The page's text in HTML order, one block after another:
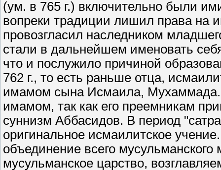
(ум. в 765 г.) включительно были
вопреки традиции лишил права на
провозгласил наследником
стали в дальнейшем именовать
что и послужило причиной
762 г., то есть раньше отца,
имамом сына Исмаила,
имамом, так как его преемникам
суннизм Аббасидов. В период
оригинальное исмаилитское
объединение всего
мусульманское царство,